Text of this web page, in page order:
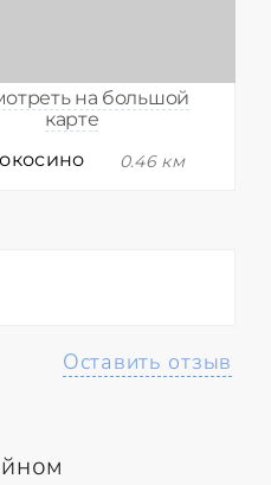
на большой
карте
0.46 км
Оставить отзыв